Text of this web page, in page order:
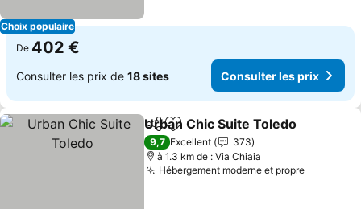
Choix populaire
De 402 €
Consulter les prix de 18 sites Consulter les prix
PartagerAjouter à mes favoris
Urban Chic Suite Toledo
9,7 Excellent
373
à 1.3 km de : Via Chiaia
Hébergement moderne et propre